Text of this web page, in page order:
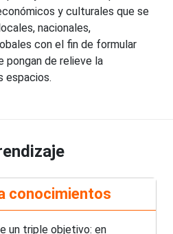
y culturales que se
nacionales,
con el fin de formular
pongan de relieve la
espacios.
conocimientos
un triple objetivo: en